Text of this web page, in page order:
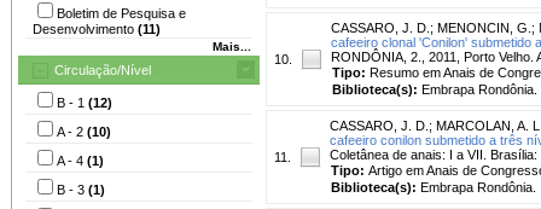
Boletim de Pesquisa e
Desenvolvimento (11)
Mais...
Circulação/Nível
B - 1 (12)
A - 2 (10)
A - 4 (1)
B - 3 (1)
10.
CASSARO, J. D. ; MENONCIN, G. ;
cafeeiro clonal 'Conilon' submetido
RONDÔNIA, 2., 2011, Porto Velho.
Tipo: Resumo em Anais de
Biblioteca(s): Embrapa Rondônia.
11.
CASSARO, J. D. ; MARCOLAN, A.
cafeeiro conilon submetido a três
Coletânea de anais: I a VII.
Tipo: Artigo em Anais de
Biblioteca(s): Embrapa Rondônia.